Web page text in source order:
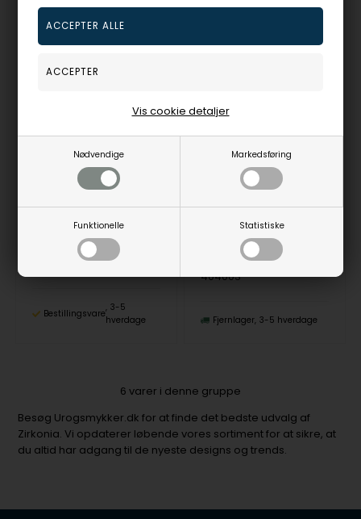
Nødvendige Markedsføring
Funktionelle Statistiske
Vis cookie detaljer
Rabinovich
1.495,00 DKR
Bestillingsvare
3-5
hverdage
404003
Fjernlager 3-5 hverdage
6 varer i denne gruppe
Besøg Urogsmykker.dk for at finde det bedste udvalg af
Zirkonia. Vi opdaterer løbende vores sortiment for at sikre, at
du altid har adgang til de nyeste designs og trends.